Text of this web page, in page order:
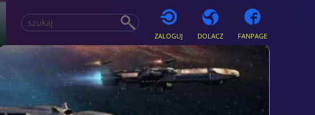
ZALOGUJ DOLACZ FANPAGE